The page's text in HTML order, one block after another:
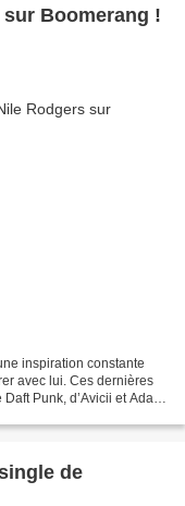
sur Boomerang !
inspiration constante
avec lui. Ces dernières
Punk, d’Avicii et Adam
de